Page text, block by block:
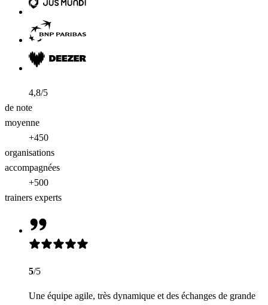
4,8/5
de note
moyenne
+450
organisations
accompagnées
+500
trainers experts
5/5
Une équipe agile, très dynamique et des échanges de grande